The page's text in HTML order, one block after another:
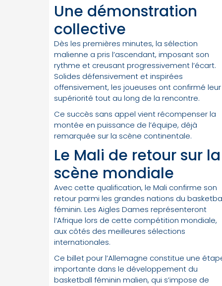
Une démonstration
collective
Dès les premières minutes, la sélection
malienne a pris l’ascendant, imposant son
rythme et creusant progressivement l’écart.
Solides défensivement et inspirées
offensivement, les joueuses ont confirmé leur
supériorité tout au long de la rencontre.
Ce succès sans appel vient récompenser la
montée en puissance de l’équipe, déjà
remarquée sur la scène continentale.
Le Mali de retour sur la
scène mondiale
Avec cette qualification, le Mali confirme son
retour parmi les grandes nations du
féminin. Les Aigles Dames représenteront
l’Afrique lors de cette compétition mondiale,
aux côtés des meilleures sélections
internationales.
Ce billet pour l’Allemagne constitue une
importante dans le développement du
basketball féminin malien, qui s’impose de